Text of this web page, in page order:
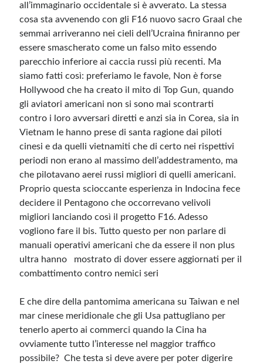
all’immaginario occidentale si è avverato. La stessa
cosa sta avvenendo con gli F16 nuovo sacro Graal che
semmai arriveranno nei cieli dell’Ucraina finiranno per
essere smascherato come un falso mito essendo
parecchio inferiore ai caccia russi più recenti. Ma
siamo fatti così: preferiamo le favole, Non è forse
Hollywood che ha creato il mito di Top Gun, quando
gli aviatori americani non si sono mai scontrarti
contro i loro avversari diretti e anzi sia in Corea, sia in
Vietnam le hanno prese di santa ragione dai piloti
cinesi e da quelli vietnamiti che di certo nei rispettivi
periodi non erano al massimo dell’addestramento, ma
che pilotavano aerei russi migliori di quelli americani.
Proprio questa scioccante esperienza in Indocina fece
decidere il Pentagono che occorrevano velivoli
migliori lanciando così il progetto F16. Adesso
vogliono fare il bis. Tutto questo per non parlare di
manuali operativi americani che da essere il non plus
ultra hanno mostrato di dover essere aggiornati per il
combattimento contro nemici seri
E che dire della pantomima americana su Taiwan e nel
mar cinese meridionale che gli Usa pattugliano per
tenerlo aperto ai commerci quando la Cina ha
ovviamente tutto l’interesse nel maggior traffico
possibile? Che testa si deve avere per poter digerire